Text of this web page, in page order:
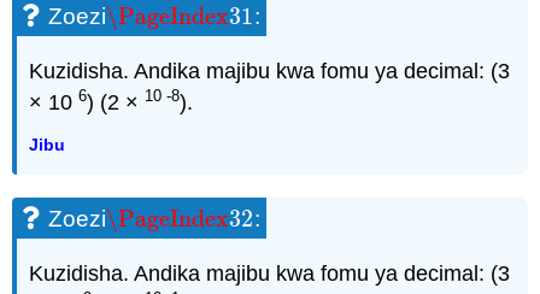
Zoezi\PageIndex31
\PageIndex31:
Kuzidisha. Andika majibu kwa fomu ya decimal: (3
× 106) (2 × 10 -8).
Jibu
Zoezi\PageIndex32
\PageIndex32:
Kuzidisha. Andika majibu kwa fomu ya decimal: (3